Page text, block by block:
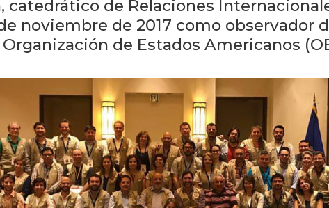
catedrático de Relaciones
noviembre de 2017 como observador
de Estados Americanos